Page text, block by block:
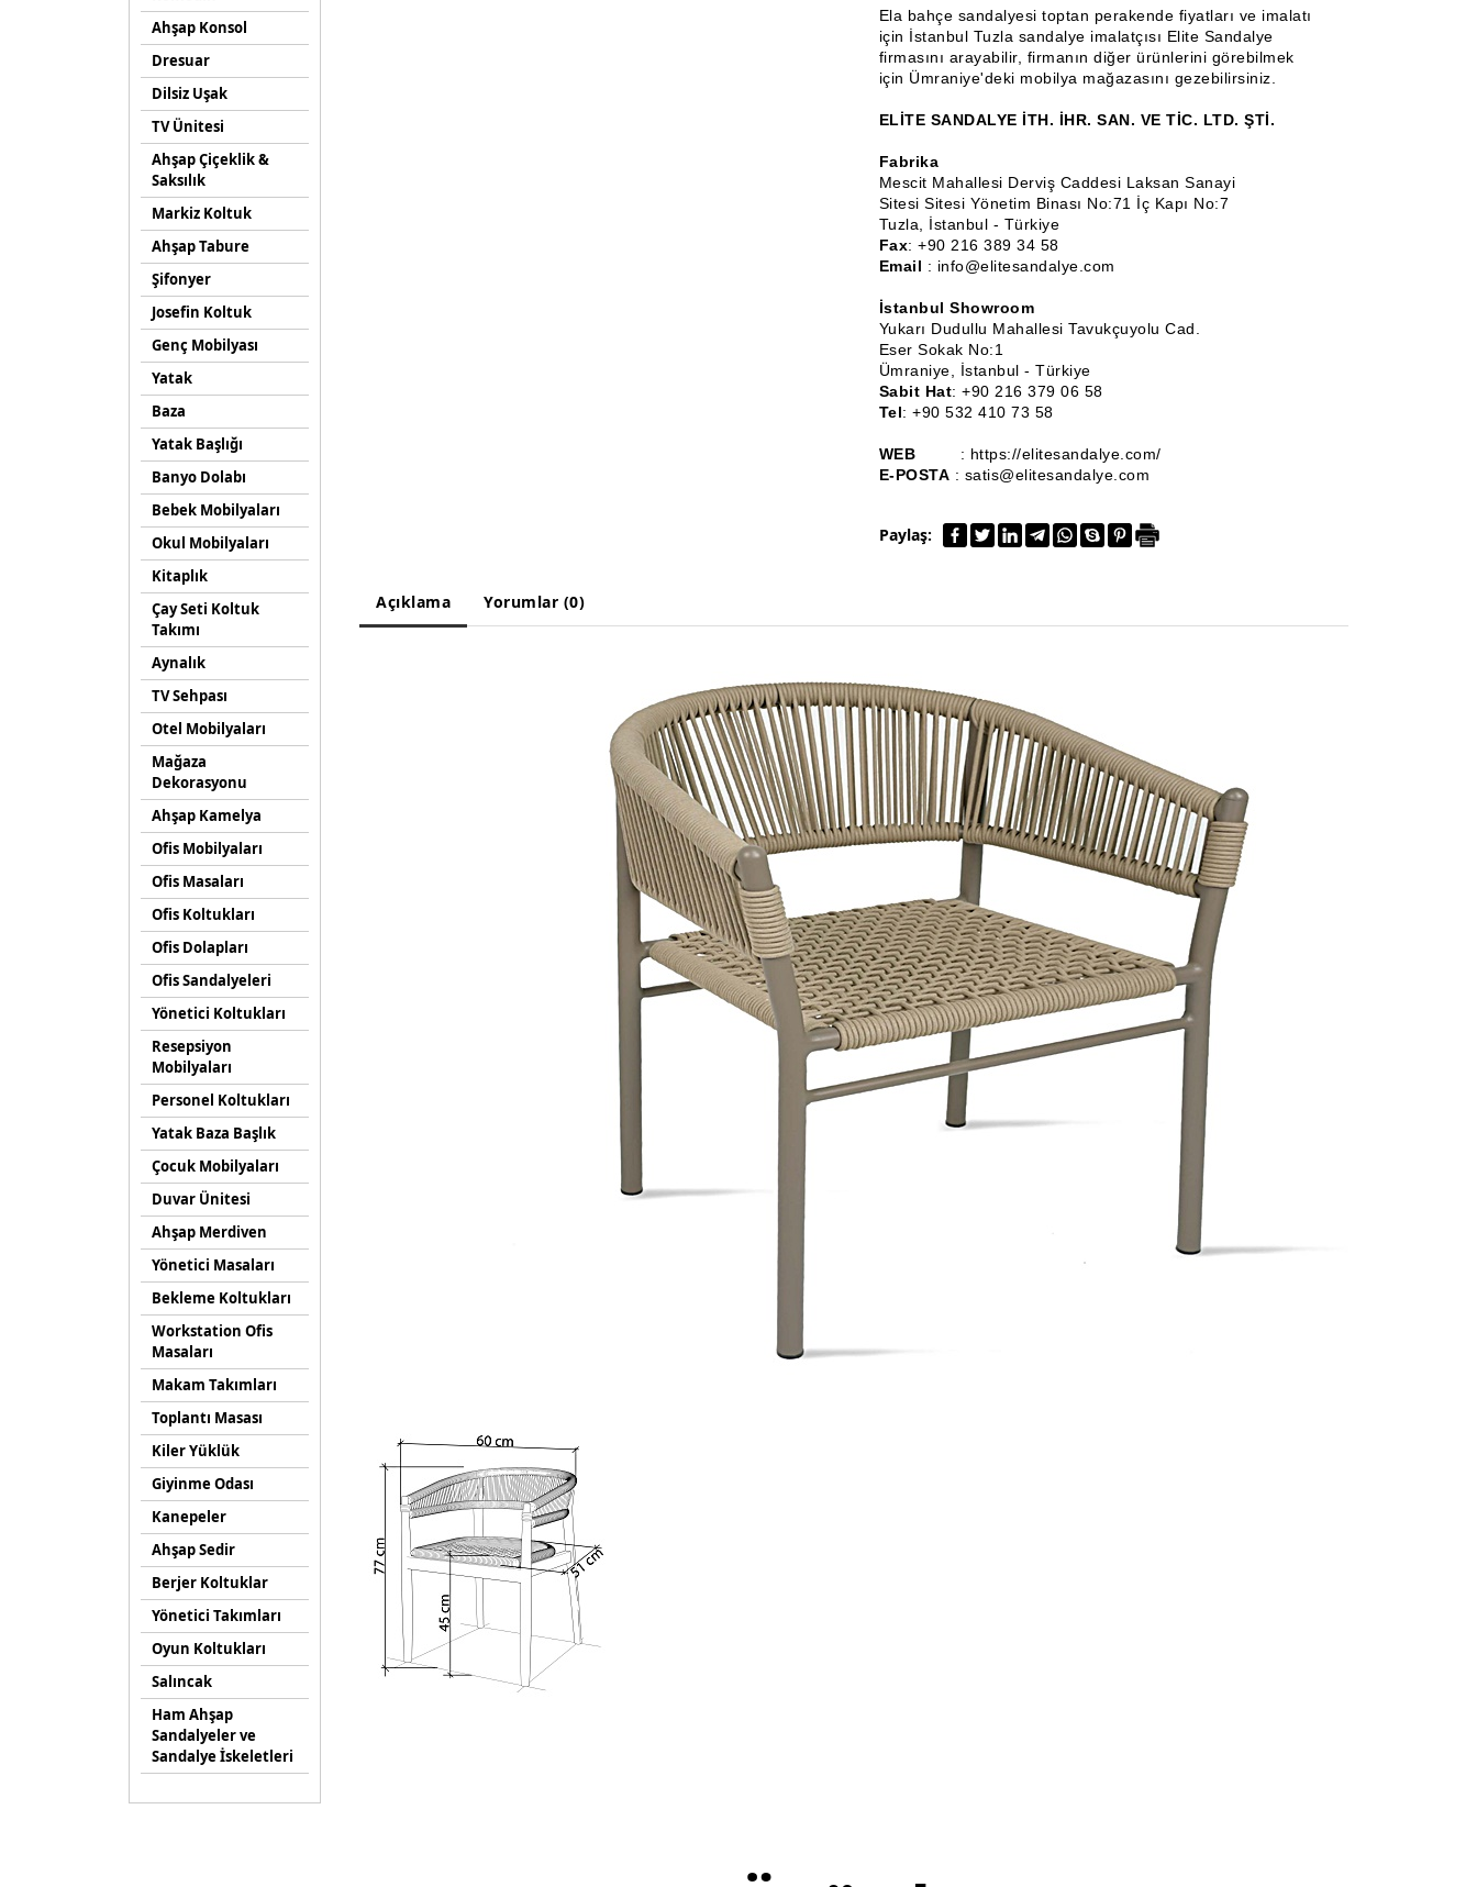
Ahşap Konsol
Dresuar
Dilsiz Uşak
TV Ünitesi
Ahşap Çiçeklik &
Saksılık
Markiz Koltuk
Ahşap Tabure
Şifonyer
Josefin Koltuk
Genç Mobilyası
Yatak
Baza
Yatak Başlığı
Banyo Dolabı
Bebek Mobilyaları
Okul Mobilyaları
Kitaplık
Çay Seti Koltuk
Takımı
Aynalık
TV Sehpası
Otel Mobilyaları
Mağaza
Dekorasyonu
Ahşap Kamelya
Ofis Mobilyaları
Ofis Masaları
Ofis Koltukları
Ofis Dolapları
Ofis Sandalyeleri
Yönetici Koltukları
Resepsiyon
Mobilyaları
Personel Koltukları
Yatak Baza Başlık
Çocuk Mobilyaları
Duvar Ünitesi
Ahşap Merdiven
Yönetici Masaları
Bekleme Koltukları
Workstation Ofis
Masaları
Makam Takımları
Toplantı Masası
Kiler Yüklük
Giyinme Odası
Kanepeler
Ahşap Sedir
Berjer Koltuklar
Yönetici Takımları
Oyun Koltukları
Salıncak
Ham Ahşap
Sandalyeler ve
Sandalye İskeletleri
Ela bahçe sandalyesi toptan perakende fiyatları ve imalatı
için İstanbul Tuzla sandalye imalatçısı Elite Sandalye
firmasını arayabilir, firmanın diğer ürünlerini görebilmek
için Ümraniye'deki mobilya mağazasını gezebilirsiniz.
ELİTE SANDALYE İTH. İHR. SAN. VE TİC. LTD. ŞTİ.
Fabrika
Mescit Mahallesi Derviş Caddesi Laksan Sanayi
Sitesi Sitesi Yönetim Binası No:71 İç Kapı No:7
Tuzla, İstanbul - Türkiye
Fax: +90 216 389 34 58
Email : info@elitesandalye.com
İstanbul Showroom
Yukarı Dudullu Mahallesi Tavukçuyolu Cad.
Eser Sokak No:1
Ümraniye, İstanbul - Türkiye
Sabit Hat: +90 216 379 06 58
Tel: +90 532 410 73 58
WEB : https://elitesandalye.com/
E-POSTA : satis@elitesandalye.com
Paylaş:
Açıklama Yorumlar (0)